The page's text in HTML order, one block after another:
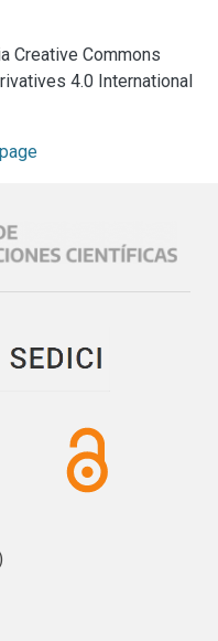
debilitado. Concluimos
a vincular el rigor
a las
grandeza y elevados
honesto pensamiento
afirma Oscar Wilde,
Creative Commons
4.0 International